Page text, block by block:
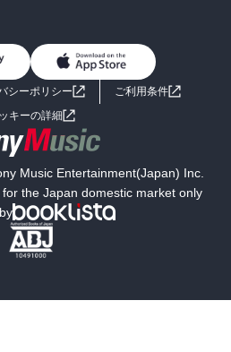
男子向けラノベ
小説
海外小説
SF
文学
お問い合わせ
シーポリシー
ご利用条件
キーの詳細
Music Entertainment(Japan) Inc.
the Japan domestic market only